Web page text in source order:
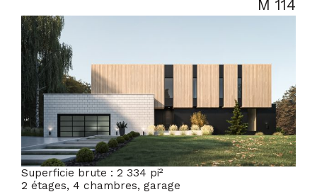
M 114
Superficie brute : 2 334 pi²
2 étages, 4 chambres, garage